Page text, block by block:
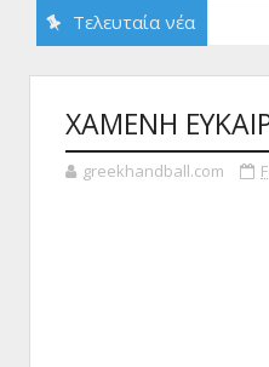
Τελευταία νέα
ΧΑΜΕΝΗ
greekhandball.com